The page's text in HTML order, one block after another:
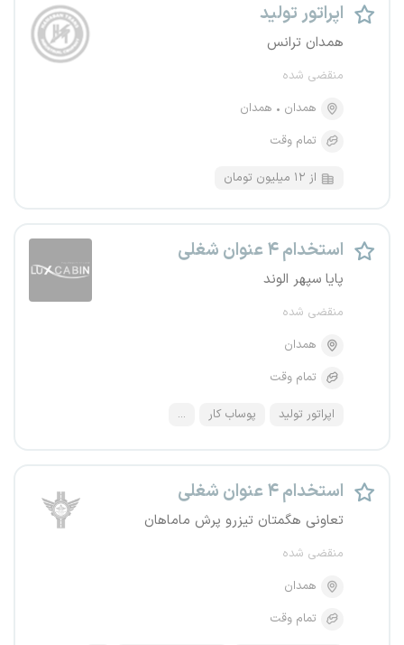
اپراتور تولید
همدان ترانس
منقضی شده
همدان
همدان
تمام وقت
از ۱۲ میلیون تومان
استخدام ۴ عنوان شغلی
پایا سپهر الوند
منقضی شده
همدان
تمام وقت
اپراتور تولید پوساب کار ...
استخدام ۴ عنوان شغلی
تعاونی هگمتان تیزرو پرش ماماهان
منقضی شده
همدان
تمام وقت